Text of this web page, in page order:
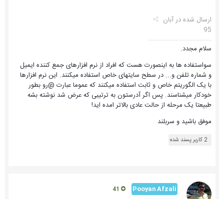
ارسال شده درآبان
95
سلام مجدد.
سواستفاده ها به اینصورت هست که افراد از نرم افزارهای جمع کننده ایمیل
و شماره تلفن و... در سطح سایتهای خاص استفاده میکنند. این نرم افزارها
با یک الگوریتم خاص و ثابت استفاده میکنند که عموما عبارت @رو بطور
خودکار میشناسند. پس اگر آدرستون به ترتیبی که عرض شد نوشته بشه
طبیعتا یک مرحله از حالت عادی بالاتر امده اید!
موفق باشید و سربلند
2 کاربر پسند شده
Pooyan Afzali